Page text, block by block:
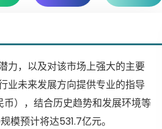
力，以及对该市场上强大的主要
业未来发展方向提供专业的指导
），结合历史趋势和发展环境等
模预计将达531.7亿元。